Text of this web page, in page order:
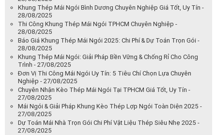
Khung Thép Mái Ngói Bình Dương Chuyên Nghiệp Giá Tốt, Uy Tín -
28/08/2025
Thi Công Khung Thép Mái Ngói TPHCM Chuyên Nghiệp -
28/08/2025
Báo Giá Khung Thép Mái Ngói 2025: Chi Phí & Dự Toán Trọn Gói -
28/08/2025
Khung Thép Mái Ngói: Giải Pháp Bền Vững & Chống Rỉ Cho Công
Trình - 27/08/2025
Đơn Vị Thi Công Mái Ngói Uy Tín: 5 Tiêu Chí Chọn Lựa Chuyên
Nghiệp - 27/08/2025
Chuyên Nhận Kèo Thép Mái Ngói Tại TPHCM Giá Tốt, Uy Tín -
27/08/2025
Mái Ngói & Giải Pháp Khung Kèo Thép Lợp Ngói Toàn Diện 2025 -
27/08/2025
Dự Toán Mái Nhà Trọn Gói Chi Phí Vật Liệu Thép Siêu Nhẹ 2025 -
27/08/2025